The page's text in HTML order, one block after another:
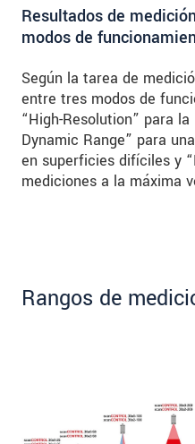
Resultados de
modos de
Según la tarea de
entre tres modos de
“High-Resolution” para
Dynamic Range” para
en superficies difíciles y
mediciones a la máxima
Rangos de